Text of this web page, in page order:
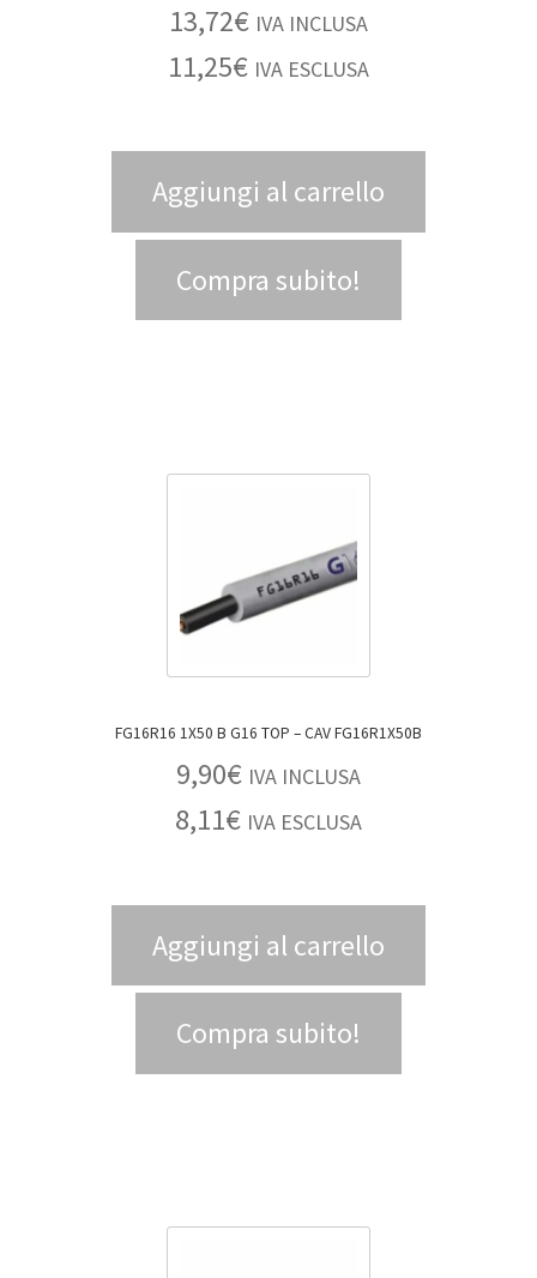
13,72€ IVA INCLUSA
11,25€ IVA ESCLUSA
Aggiungi al carrello
Compra subito!
FG16R16 1X50 B G16 TOP – CAV FG16R1X50B
9,90€ IVA INCLUSA
8,11€ IVA ESCLUSA
Aggiungi al carrello
Compra subito!